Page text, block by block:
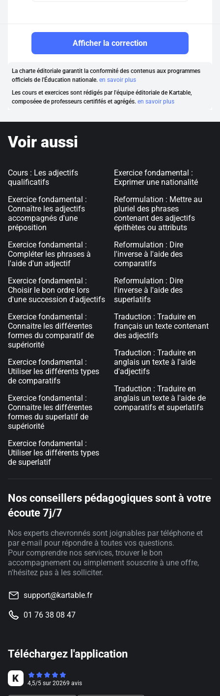
Afficher la correction
La charte éditoriale garantit la conformité des contenus aux programmes
officiels de l'Éducation nationale. en savoir plus
Les cours et exercices sont rédigés par l'équipe éditoriale de Kartable,
composéee de professeurs certififés et agrégés. en savoir plus
Voir aussi
Cours : Les adjectifs
qualificatifs
Exercice fondamental :
Connaître les adjectifs
accompagnés d'une
préposition
Exercice fondamental :
Compléter les phrases à
l'aide d'un adjectif
Exercice fondamental :
Choisir le bon ordre lors
d'une succession d'adjectifs
Exercice fondamental :
Connaitre les différentes
formes du comparatif de
supériorité
Exercice fondamental :
Utiliser les différents types
de comparatifs
Exercice fondamental :
Connaitre les différentes
formes du superlatif de
supériorité
Exercice fondamental :
Utiliser les différents types
de superlatif
Exercice fondamental :
Exprimer une nationalité
Reformulation : Mettre au
pluriel des phrases
contenant des adjectifs
épithètes ou attributs
Reformulation : Dire
l'inverse à l'aide des
comparatifs
Reformulation : Dire
l'inverse à l'aide des
superlatifs
Traduction : Traduire en
français un texte contenant
des adjectifs
Traduction : Traduire en
anglais un texte à l'aide
d'adjectifs
Traduction : Traduire en
anglais un texte à l'aide de
comparatifs et superlatifs
Nos conseillers pédagogiques sont à votre
écoute 7j/7
Nos experts chevronnés sont joignables par téléphone et
par e-mail pour répondre à toutes vos questions.
Pour comprendre nos services, trouver le bon
accompagnement ou simplement souscrire à une offre,
n'hésitez pas à les solliciter.
support@kartable.fr
01 76 38 08 47
Téléchargez l'application
4,5/5 sur 20269 avis